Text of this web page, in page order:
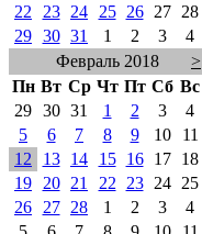
22
23 24 25 26 27
28
29 30 31 1 2 3
4
Февраль 2018
>
Пн Вт Ср Чт Пт Сб Вс
29 30 31 1 2 3
4
5
6 7 8 9 10
11
12
13 14 15 16 17
18
19
20 21 22 23 24
25
26
27 28 1 2 3
4